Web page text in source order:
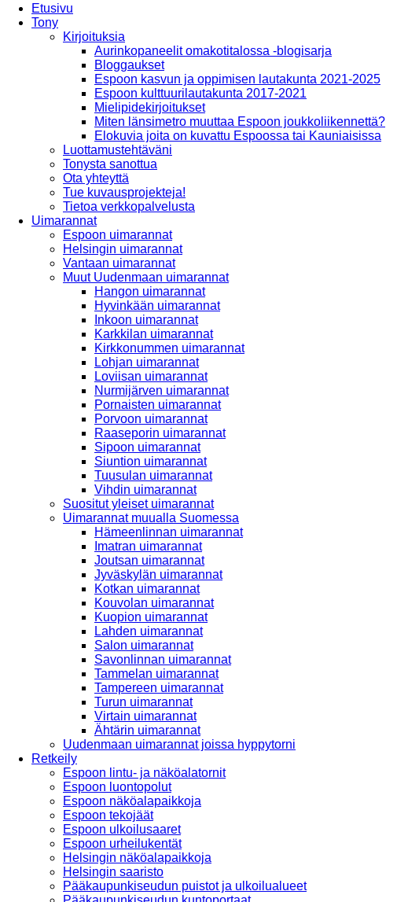
Etusivu
Tony
Kirjoituksia
Aurinkopaneelit omakotitalossa -blogisarja
Bloggaukset
Espoon kasvun ja oppimisen lautakunta 2021-2025
Espoon kulttuurilautakunta 2017-2021
Mielipidekirjoitukset
Miten länsimetro muuttaa Espoon joukkoliikennettä?
Elokuvia joita on kuvattu Espoossa tai Kauniaisissa
Luottamustehtäväni
Tonysta sanottua
Ota yhteyttä
Tue kuvausprojekteja!
Tietoa verkkopalvelusta
Uimarannat
Espoon uimarannat
Helsingin uimarannat
Vantaan uimarannat
Muut Uudenmaan uimarannat
Hangon uimarannat
Hyvinkään uimarannat
Inkoon uimarannat
Karkkilan uimarannat
Kirkkonummen uimarannat
Lohjan uimarannat
Loviisan uimarannat
Nurmijärven uimarannat
Pornaisten uimarannat
Porvoon uimarannat
Raaseporin uimarannat
Sipoon uimarannat
Siuntion uimarannat
Tuusulan uimarannat
Vihdin uimarannat
Suositut yleiset uimarannat
Uimarannat muualla Suomessa
Hämeenlinnan uimarannat
Imatran uimarannat
Joutsan uimarannat
Jyväskylän uimarannat
Kotkan uimarannat
Kouvolan uimarannat
Kuopion uimarannat
Lahden uimarannat
Salon uimarannat
Savonlinnan uimarannat
Tammelan uimarannat
Tampereen uimarannat
Turun uimarannat
Virtain uimarannat
Ähtärin uimarannat
Uudenmaan uimarannat joissa hyppytorni
Retkeily
Espoon lintu- ja näköalatornit
Espoon luontopolut
Espoon näköalapaikkoja
Espoon tekojäät
Espoon ulkoilusaaret
Espoon urheilukentät
Helsingin näköalapaikkoja
Helsingin saaristo
Pääkaupunkiseudun puistot ja ulkoilualueet